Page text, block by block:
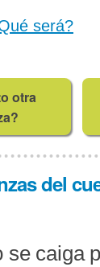
será?
otra
del
se caiga